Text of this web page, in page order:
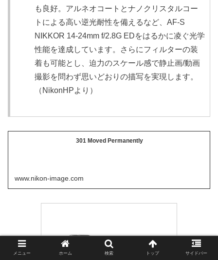
も良好。アルネオコートとナノクリスタルコー
トによる高い逆光耐性を備えるなど、AF-S
NIKKOR 14-24mm f/2.8G EDをはるかに凌ぐ光学
性能を達成しています。さらにフィルターの装
着も可能とし、迫力のスケール感で静止画/動画
撮影を問わず思いどおりの描写を実現します。
（NikonHPより）
301 Moved Permanently
www.nikon-image.com
メニュー ホーム 検索 トップ サイドバー